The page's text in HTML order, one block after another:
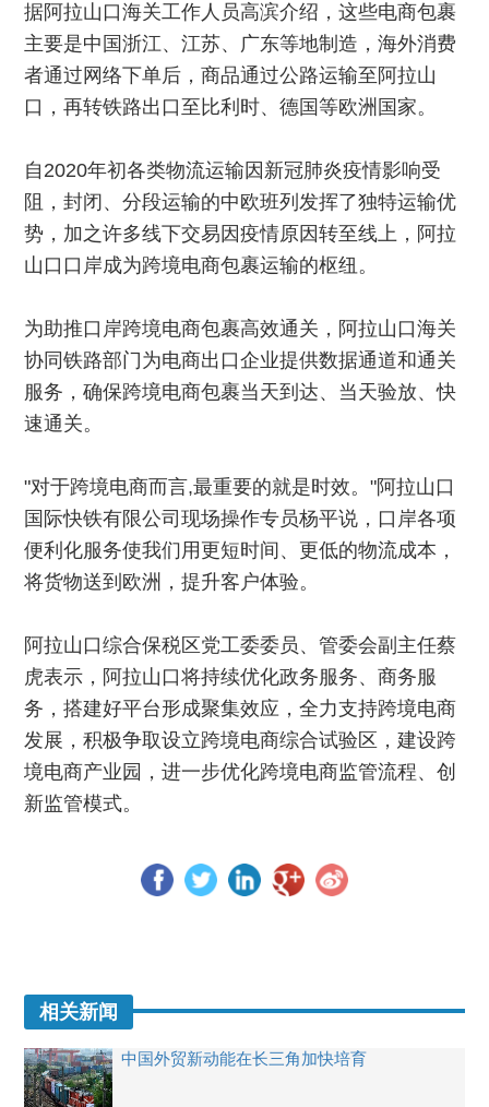
据阿拉山口海关工作人员高滨介绍，这些电商包裹
主要是中国浙江、江苏、广东等地制造，海外消费
者通过网络下单后，商品通过公路运输至阿拉山
口，再转铁路出口至比利时、德国等欧洲国家。
自2020年初各类物流运输因新冠肺炎疫情影响受
阻，封闭、分段运输的中欧班列发挥了独特运输优
势，加之许多线下交易因疫情原因转至线上，阿拉
山口口岸成为跨境电商包裹运输的枢纽。
为助推口岸跨境电商包裹高效通关，阿拉山口海关
协同铁路部门为电商出口企业提供数据通道和通关
服务，确保跨境电商包裹当天到达、当天验放、快
速通关。
"对于跨境电商而言,最重要的就是时效。"阿拉山口
国际快铁有限公司现场操作专员杨平说，口岸各项
便利化服务使我们用更短时间、更低的物流成本，
将货物送到欧洲，提升客户体验。
阿拉山口综合保税区党工委委员、管委会副主任蔡
虎表示，阿拉山口将持续优化政务服务、商务服
务，搭建好平台形成聚集效应，全力支持跨境电商
发展，积极争取设立跨境电商综合试验区，建设跨
境电商产业园，进一步优化跨境电商监管流程、创
新监管模式。
相关新闻
中国外贸新动能在长三角加快培育